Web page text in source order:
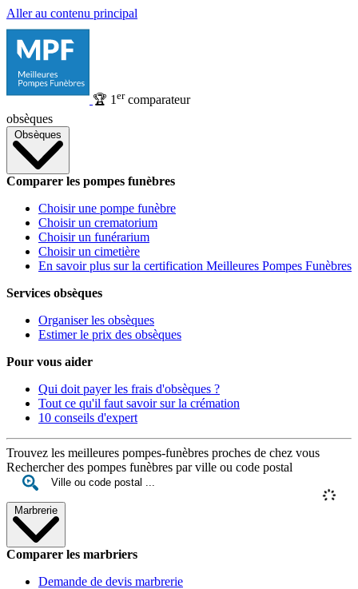
Aller au contenu principal
🏆 1 ercomparateur
obsèques
Obsèques
Comparer les pompes funèbres
Choisir une pompe funèbre
Choisir un crematorium
Choisir un funérarium
Choisir un cimetière
En savoir plus sur la certification Meilleures Pompes Funèbres
Services obsèques
Organiser les obsèques
Estimer le prix des obsèques
Pour vous aider
Qui doit payer les frais d'obsèques ?
Tout ce qu'il faut savoir sur la crémation
10 conseils d'expert
Trouvez les meilleures pompes-funèbres proches de chez vous
Rechercher des pompes funèbres par ville ou code postal
Marbrerie
Comparer les marbriers
Demande de devis marbrerie